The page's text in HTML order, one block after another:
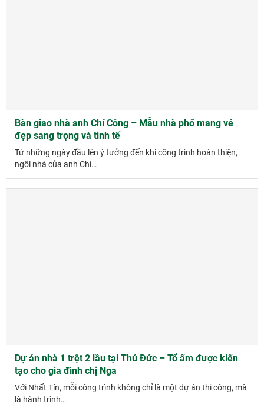
Bàn giao nhà anh Chí Công – Mẫu nhà phố mang vẻ
đẹp sang trọng và tinh tế
Từ những ngày đầu lên ý tưởng đến khi công trình hoàn thiện,
ngôi nhà của anh Chí…
Dự án nhà 1 trệt 2 lầu tại Thủ Đức – Tổ ấm được kiến
tạo cho gia đình chị Nga
Với Nhất Tín, mỗi công trình không chỉ là một dự án thi công, mà
là hành trình…